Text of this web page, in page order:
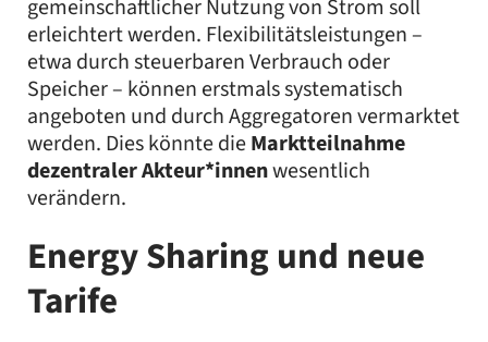
gemeinschaftlicher Nutzung von Strom soll
erleichtert werden. Flexibilitätsleistungen –
etwa durch steuerbaren Verbrauch oder
Speicher – können erstmals systematisch
angeboten und durch Aggregatoren vermarktet
werden. Dies könnte dieMarktteilnahme
dezentraler Akteur*innenwesentlich
verändern.
Energy Sharing und neue
Tarife